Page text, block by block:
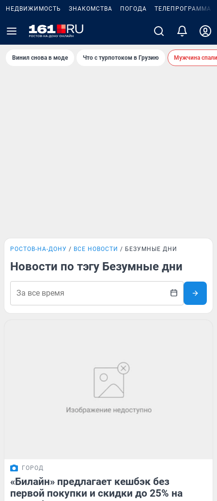
НЕДВИЖИМОСТЬ ЗНАКОМСТВА ПОГОДА ТЕЛЕПРОГРАММА
Винил снова в моде Что с турпотоком в Грузию Мужчина
РОСТОВ-НА-ДОНУ ВСЕ НОВОСТИ БЕЗУМНЫЕ ДНИ
Новости по тэгу Безумные дни
ГОРОД
«Билайн» предлагает кешбэк без
первой покупки и скидки до 25% на